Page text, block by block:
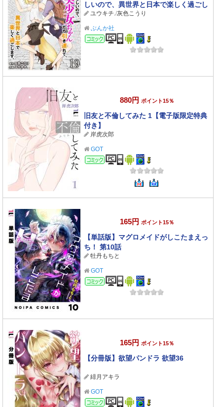
しいので、異世界と日本で楽しく過ごし
ます。（分冊版） 【第19話】
ユウキチ./灰色こうり
ぶんか社
コミック
880円 ポイント15％
旧友と不倫してみた 1【電子版限定特典
付き】
岸虎次郎
GOT
コミック
165円 ポイント15％
【単話版】マグロメイドがしこたまえっ
ち！ 第10話
牡丹もちと
GOT
コミック
165円 ポイント15％
【分冊版】欲望パンドラ 欲望36
緋月アキラ
GOT
コミック